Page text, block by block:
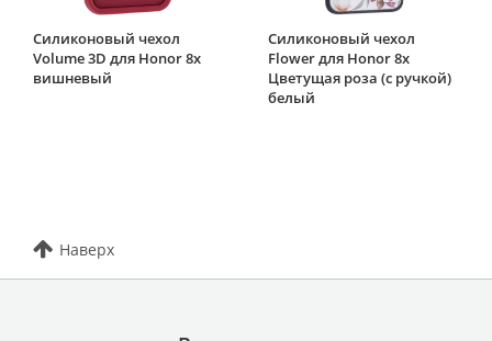
Силиконовый чехол
Volume 3D для Honor 8x
вишневый
Силиконовый чехол
Flower для Honor 8x
Цветущая роза (с ручкой)
белый
Наверх